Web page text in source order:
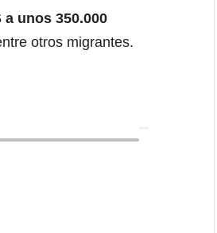
unos 350.000
otros migrantes.